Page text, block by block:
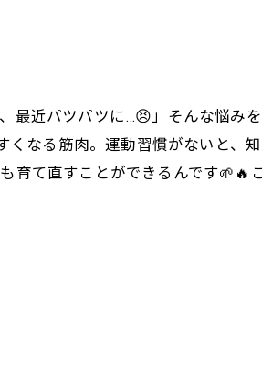
最近パツパツに…😣」そんな悩み
くなる筋肉。運動習慣がないと、
育て直すことができるんです🌱🔥